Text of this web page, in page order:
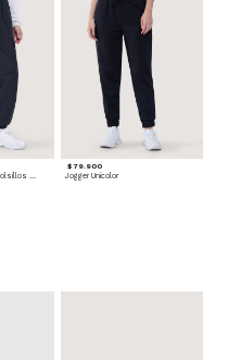
Pantalón Jogger con Bolsillos Cargo
$ 79.900
Jogger Unicolor